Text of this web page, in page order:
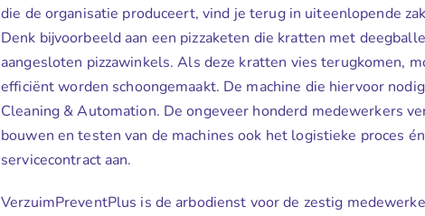
die de organisatie produceert, vind je terug in uiteenlopende
Denk bijvoorbeeld aan een pizzaketen die kratten met
aangesloten pizzawinkels. Als deze kratten vies terugkomen,
efficiënt worden schoongemaakt. De machine die hiervoor
Cleaning & Automation. De ongeveer honderd medewerkers
bouwen en testen van de machines ook het logistieke proces
servicecontract aan.
VerzuimPreventPlus is de arbodienst voor de zestig